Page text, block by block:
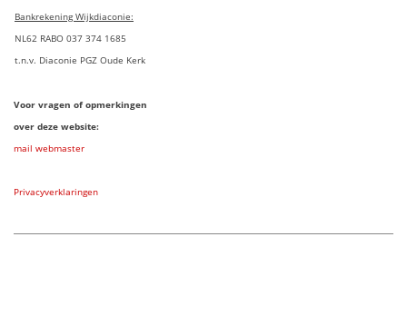
Bankrekening Wijkdiaconie:
NL62 RABO 037 374 1685
t.n.v. Diaconie PGZ Oude Kerk
Voor vragen of opmerkingen
over deze website:
mail webmaster
Privacyverklaringen